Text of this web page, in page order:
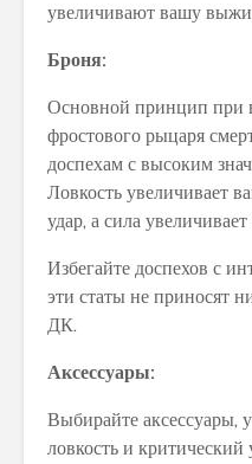
увеличивают вашу
Броня:
Основной принцип при
фростового рыцаря
доспехам с высоким
Ловкость увеличивает
удар, а сила
Избегайте доспехов с
эти статы не приносят
ДК.
Аксессуары:
Выбирайте аксессуары,
ловкость и